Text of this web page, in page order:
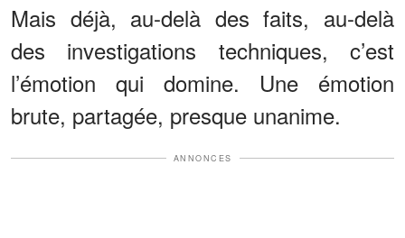
Mais déjà, au-delà des faits, au-delà
des investigations techniques, c’est
l’émotion qui domine. Une émotion
brute, partagée, presque unanime.
ANNONCES